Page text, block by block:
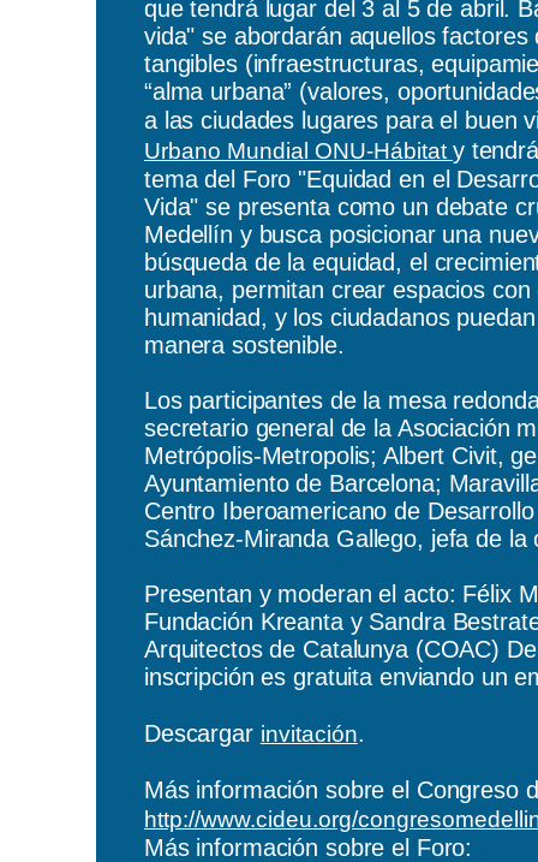
que tendrá lugar del 3 al 5 de abril.
vida" se abordarán aquellos
tangibles (infraestructuras,
“alma urbana” (valores,
a las ciudades lugares para el buen
Urbano Mundial ONU-Hábitat y
tema del Foro "Equidad en el
Vida" se presenta como un debate
Medellín y busca posicionar una
búsqueda de la equidad, el
urbana, permitan crear espacios
humanidad, y los ciudadanos
manera sostenible.
Los participantes de la mesa
secretario general de la Asociación
Metrópolis-Metropolis; Albert Civit,
Ayuntamiento de Barcelona;
Centro Iberoamericano de
Sánchez-Miranda Gallego, jefa de
Presentan y moderan el acto: Félix
Fundación Kreanta y Sandra
Arquitectos de Catalunya (COAC)
inscripción es gratuita enviando un
Descargar invitación.
Más información sobre el Congreso
http://www.cideu.org/
Más información sobre el Foro: